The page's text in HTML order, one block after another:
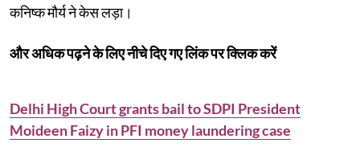
कनिष्क मौर्य ने केस लड़ा।
और अधिक पढ़ने के लिए नीचे दिए गए लिंक पर क्लिक करें
Delhi High Court grants bail to SDPI President
Moideen Faizy in PFI money laundering case